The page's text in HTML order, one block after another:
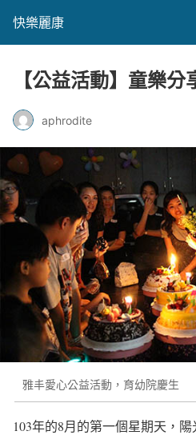
快樂麗康
【公益活動】童樂
aphrodite
雅丰愛心公益活動，育幼院慶生
103年的8月的第一個星期天，